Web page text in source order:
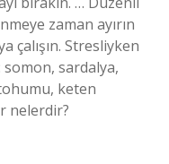
zaman ayırın
çalışın. Stresliyken
sardalya,
keten
nelerdir?